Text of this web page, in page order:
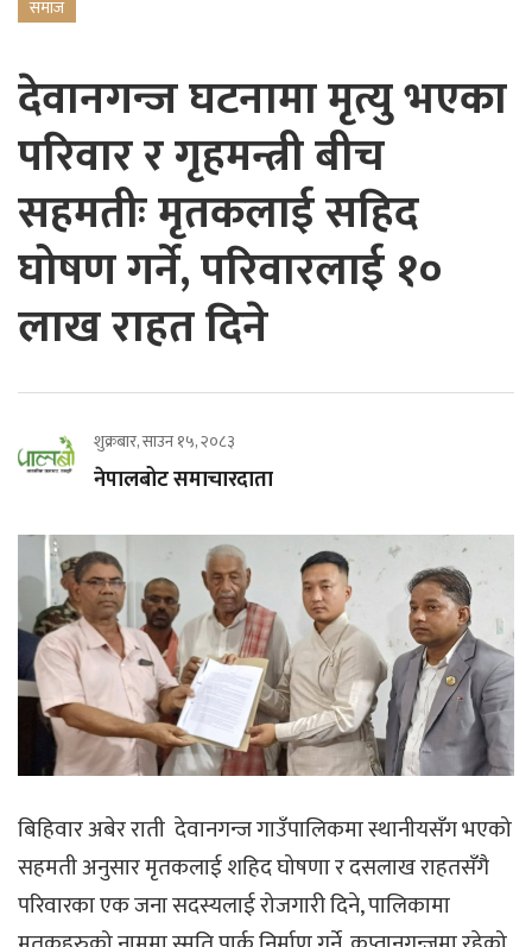
समाज
देवानगन्ज घटनामा मृत्यु भएका
परिवार र गृहमन्त्री बीच
सहमतीः मृतकलाई सहिद
घोषण गर्ने, परिवारलाई १०
लाख राहत दिने
शुक्रबार, साउन १५, २०८३
नेपालबोट समाचारदाता
बिहिवार अबेर राती देवानगन्ज गाउँपालिकमा स्थानीयसँग भएको
सहमती अनुसार मृतकलाई शहिद घोषणा र दसलाख राहतसँगै
परिवारका एक जना सदस्यलाई रोजगारी दिने, पालिकामा